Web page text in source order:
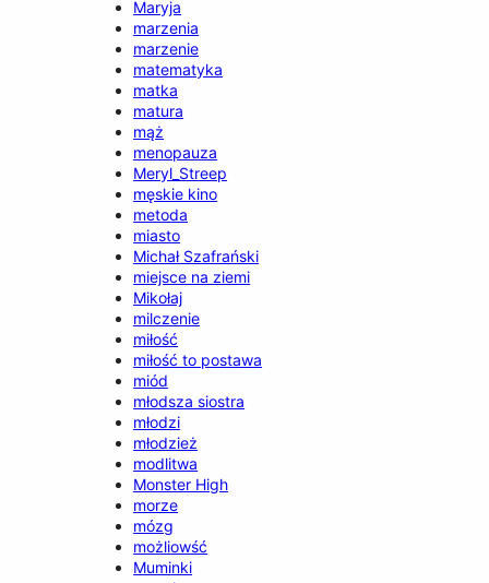
Maryja
marzenia
marzenie
matematyka
matka
matura
mąż
menopauza
Meryl_Streep
męskie kino
metoda
miasto
Michał Szafrański
miejsce na ziemi
Mikołaj
milczenie
miłość
miłość to postawa
miód
młodsza siostra
młodzi
młodzież
modlitwa
Monster High
morze
mózg
możliowść
Muminki